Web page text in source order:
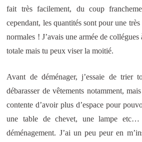
fait très facilement, du coup
cependant, les quantités sont pour une
normales ! J’avais une armée de
totale mais tu peux viser la moitié.
Avant de déménager, j’essaie de trier
débarasser de vêtements notamment,
contente d’avoir plus d’espace pour
une table de chevet, une lampe
déménagement. J’ai un peu peur en